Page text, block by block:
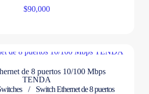
$90,000
de 8 puertos 10/100 Mbps
TENDA
/ Switch Ethernet de 8 puertos